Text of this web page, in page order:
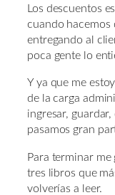
Los descuentos
cuando hacemos
entregando al
poca gente lo
Y ya que me
de la carga
ingresar,
pasamos gran
Para terminar me
tres libros que
volverías a leer.